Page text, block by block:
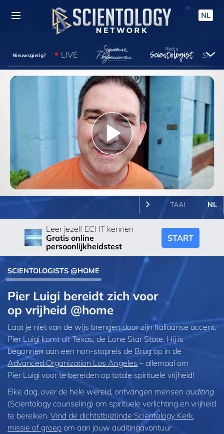
NL
Nieuwsgierig? LIVE
Play
Video
TAAL: NL
Leer jezelf ECHT kennen
Gratis online
persoonlijkheidstest
START
SCIENTOLOGISTS @HOME
Pier Luigi bereidt zich voor
op vrijheid @home
Laat je niet van de wijs brengen door zijn Italiaanse accent.
Pier Luigi komt uit Texas, de Lone Star State. Hij is
begonnen aan een non‑stopreis de Brug op in de
Advanced Organization Los Angeles – allemaal om
Pier Luigi voor te bereiden op totale spirituele vrijheid!
Elke dag, over de hele wereld, ontvangen mensen auditing
(Scientology counseling) om spirituele verlichting en vrijheid
te bereiken. Vind de dichtstbijzijnde Scientology Kerk,
missie of groep om aan jouw auditingavontuur